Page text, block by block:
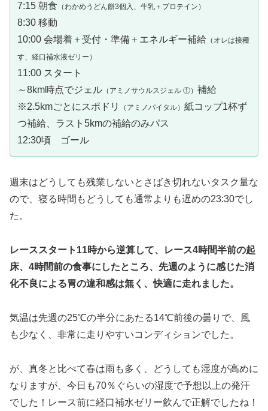
7:15 朝食 （わかめうどん餅3個入、牛乳＋プロテイン）
8:30 移動
10:00 会場着＋受付・準備＋エネルギー補給 （オレは接種
す、経口補水液ゼリー）
11:00 スタート
～8km時点でジェル （アミノサウルスジェル ①） 補給
※2.5kmごとにスポドリ
（アミノバイタル） 紙コップ1杯ず
つ補給、ラスト5kmの補給のみパス
12:30頃 ゴール
週末はどうしても残業しないとさばき切れないタスク量な
ので、寝る時間もどうしても通常よりも遅めの23:30でし
た。
レーススタート11時から逆算して、レース4時間半前の起
床、4時間前の食事にしたところ、先週のように感じた消
化不良による胃の違和感は無く、快適に走れました。
気温は先週の25℃の半分にあたる14℃前後の曇りで、風
も少なく、非常に走りやすいコンディションでした。
が、真冬と比べて春は雨も多く、どうしても湿度が高めに
なりますが、今日も70％ぐらいの湿度で予想以上の発汗
でした！レース前に経口補水ゼリー飲んで正解でしたね！